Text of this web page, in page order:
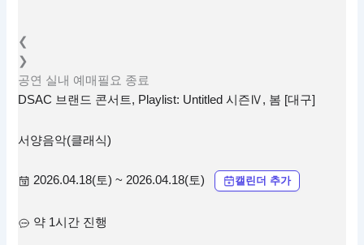
❮
❯
공연 실내 예매필요 종료
DSAC 브랜드 콘서트, Playlist: Untitled 시즌Ⅳ, 봄 [대구]
서양음악(클래식)
2026.04.18(토) ~ 2026.04.18(토) 캘린더 추가
약 1시간 진행